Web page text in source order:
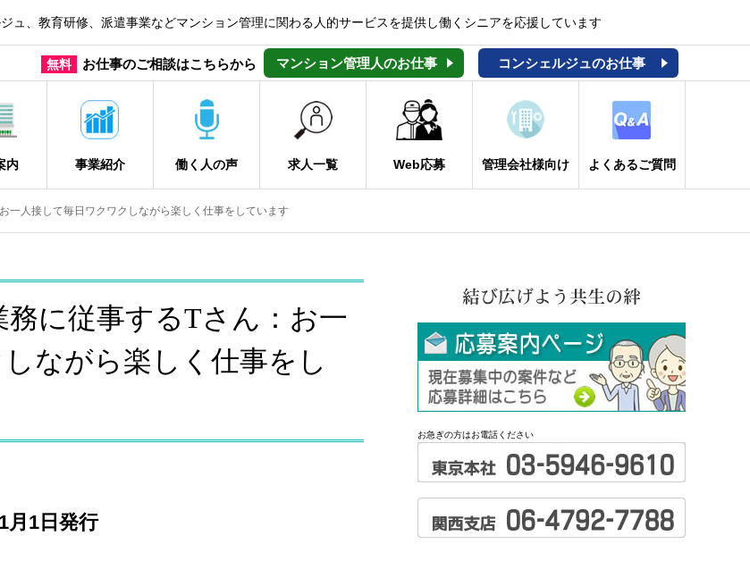
ュ、教育研修、派遣事業などマンション管理に関わる人的サービスを提供し働くシニアを応援しています
無料 お仕事のご相談はこちらから マンション管理人のお仕事 コンシェルジュのお仕事
内 事業紹介 働く人の声 求人一覧 Web応募 管理会社様向け よくあるご質問
一人接して毎日ワクワクしながら楽しく仕事をしています
に従事するTさん：お一
ながら楽しく仕事をし
月1日発行
お急ぎの方はお電話ください